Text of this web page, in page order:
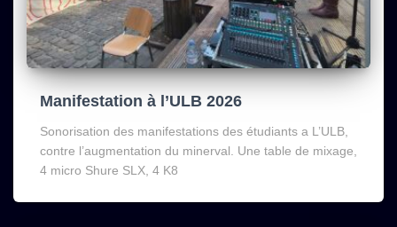
Manifestation à l’ULB 2026
Sonorisation des manifestations des étudiants a L’ULB,
contre l’augmentation du minerval. Une table de mixage,
4 micro Shure SLX, 4 K8